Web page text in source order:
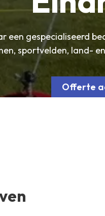
een gespecialiseerd
sportvelden, land-
Offerte